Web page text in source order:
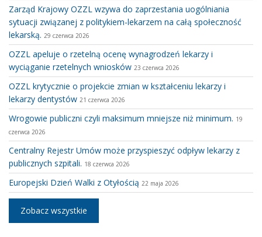
Zarząd Krajowy OZZL wzywa do zaprzestania uogólniania
sytuacji związanej z politykiem-lekarzem na całą społeczność
lekarską. 29 czerwca 2026
OZZL apeluje o rzetelną ocenę wynagrodzeń lekarzy i
wyciąganie rzetelnych wniosków 23 czerwca 2026
OZZL krytycznie o projekcie zmian w kształceniu lekarzy i
lekarzy dentystów 21 czerwca 2026
Wrogowie publiczni czyli maksimum mniejsze niż minimum. 19
czerwca 2026
Centralny Rejestr Umów może przyspieszyć odpływ lekarzy z
publicznych szpitali. 18 czerwca 2026
Europejski Dzień Walki z Otyłością 22 maja 2026
Zobacz wszystkie